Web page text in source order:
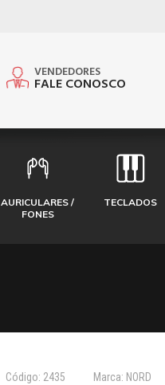
VENDEDORES
FALE CONOSCO
AURICULARES /
FONES
TECLADOS
Código: 2435 Marca: NORD